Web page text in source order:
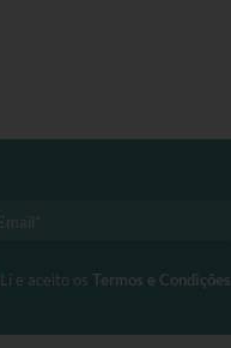
Li e aceito osTermos e Condições